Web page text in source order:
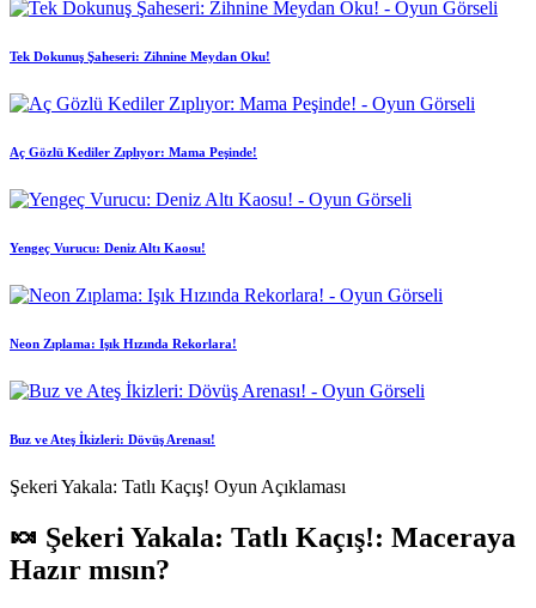
Tek Dokunuş Şaheseri: Zihnine Meydan Oku!
Aç Gözlü Kediler Zıplıyor: Mama Peşinde!
Yengeç Vurucu: Deniz Altı Kaosu!
Neon Zıplama: Işık Hızında Rekorlara!
Buz ve Ateş İkizleri: Dövüş Arenası!
Şekeri Yakala: Tatlı Kaçış! Oyun Açıklaması
🍬 Şekeri Yakala: Tatlı Kaçış!: Maceraya
Hazır mısın?